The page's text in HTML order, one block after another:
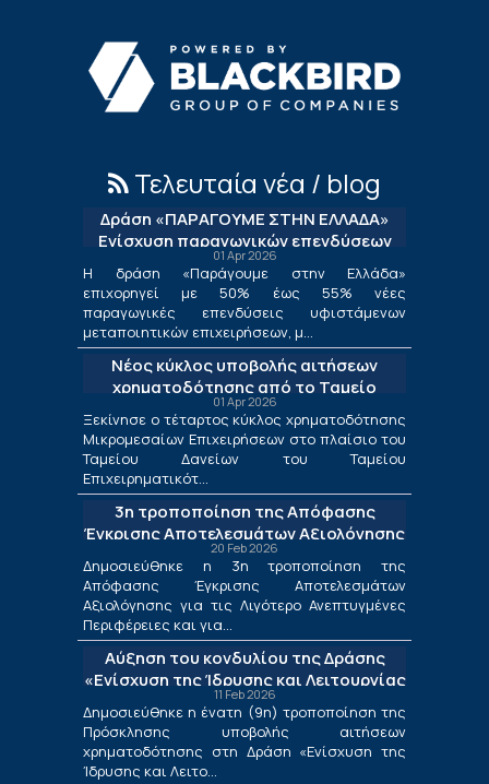
Τελευταία νέα / blog
Δράση «ΠΑΡΑΓΟΥΜΕ ΣΤΗΝ ΕΛΛΑΔΑ»
Ενίσχυση παραγωγικών επενδύσεων
μεταποίησης
01 Apr 2026
Η δράση «Παράγουμε στην Ελλάδα»
επιχορηγεί με 50% έως 55% νέες
παραγωγικές επενδύσεις υφιστάμενων
μεταποιητικών επιχειρήσεων, μ...
Νέος κύκλος υποβολής αιτήσεων
χρηματοδότησης από το Ταμείο
Δανείων του ΤΕΠΙΧ ΙΙΙ
01 Apr 2026
Ξεκίνησε ο τέταρτος κύκλος χρηματοδότησης
Μικρομεσαίων Επιχειρήσεων στο πλαίσιο του
Ταμείου Δανείων του Ταμείου
Επιχειρηματικότ...
3η τροποποίηση της Απόφασης
Έγκρισης Αποτελεσμάτων Αξιολόγησης
για τις Λιγότερο Ανεπτυγμένες
Περιφέρειες και για τις Περιφέρειες
Μετάβασης στο πλαίσιο της Δράσης
«Ενίσχυση της Ίδρυσης και Λειτουργίας
Νέων Μικρομεσαίων Τουριστικών
Επιχειρήσεων»
20 Feb 2026
Δημοσιεύθηκε η 3η τροποποίηση της
Απόφασης Έγκρισης Αποτελεσμάτων
Αξιολόγησης για τις Λιγότερο Ανεπτυγμένες
Περιφέρειες και για...
Αύξηση του κονδυλίου της Δράσης
«Ενίσχυση της Ίδρυσης και Λειτουργίας
Νέων Μικρομεσαίων Τουριστικών
Επιχειρήσεων»
11 Feb 2026
Δημοσιεύθηκε η ένατη (9η) τροποποίηση της
Πρόσκλησης υποβολής αιτήσεων
χρηματοδότησης στη Δράση «Ενίσχυση της
Ίδρυσης και Λειτο...